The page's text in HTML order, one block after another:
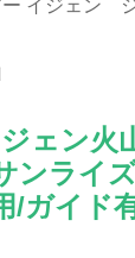
ェン火
ンライ
/ガイド